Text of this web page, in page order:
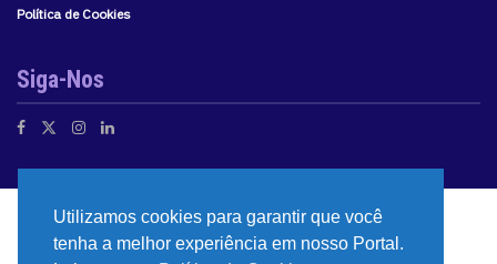
Política de Cookies
Siga-Nos
Utilizamos cookies para garantir que você
tenha a melhor experiência em nosso Portal.